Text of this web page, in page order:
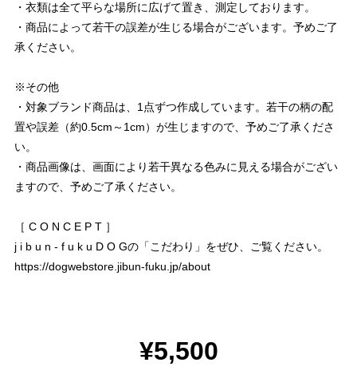
・衣類は全て平らな場所に広げて置き、測定しております。
・商品によって若干の誤差が生じる場合がございます。予めご了
承ください。
※その他
・対象ブランド商品は、1点ずつ作成しています。若干の柄の配
置や誤差（約0.5cm～1cm）が生じますので、予めご了承くださ
い。
・商品画像は、画面により若干異なる色みに見える場合がござい
ますので、予めご了承ください。
［ C O N C E P T ］
j i b u n - f u k u D O Gの「こだわり」をぜひ、ご覧ください。
https://dogwebstore.jibun-fuku.jp/about
¥5,500